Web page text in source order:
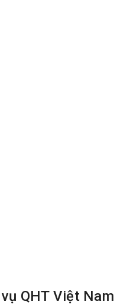
QHT Việt Nam